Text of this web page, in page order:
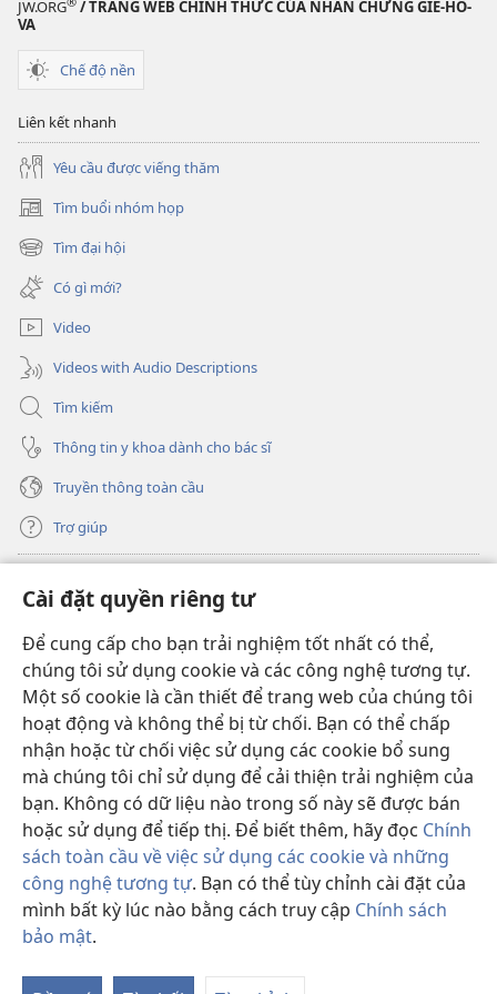
Cài đặt quyền riêng tư
Để cung cấp cho bạn trải nghiệm tốt nhất có thể,
chúng tôi sử dụng cookie và các công nghệ tương tự.
Một số cookie là cần thiết để trang web của chúng tôi
hoạt động và không thể bị từ chối. Bạn có thể chấp
nhận hoặc từ chối việc sử dụng các cookie bổ sung
mà chúng tôi chỉ sử dụng để cải thiện trải nghiệm của
bạn. Không có dữ liệu nào trong số này sẽ được bán
hoặc sử dụng để tiếp thị. Để biết thêm, hãy đọc Chính
sách toàn cầu về việc sử dụng các cookie và những
công nghệ tương tự. Bạn có thể tùy chỉnh cài đặt của
mình bất kỳ lúc nào bằng cách truy cập Chính sách
bảo mật.
JW.ORG
/ TRANG WEB CHÍNH THỨC CỦA NHÂN CHỨNG GIÊ-HÔ-
VA
Chế độ nền
Liên kết nhanh
Yêu cầu được viếng thăm
Tìm buổi nhóm họp
(mở
cửa
sổ
mới)
Tìm đại hội
(mở
cửa
sổ
mới)
Có gì mới?
Video
Videos with Audio Descriptions
Tìm kiếm
Thông tin y khoa dành cho bác sĩ
Truyền thông toàn cầu
Trợ giúp
(mở
cửa
sổ
mới)
THƯ VIỆN TRỰC TUYẾN Tháp Canh
(mở
cửa
sổ
mới)
JW Hub ®
(mở
cửa
sổ
mới)
JW Library
Thư viện Tháp Canh
Copyright© 2026 Watch Tower Bible and Tract Society of Pennsylvania.
ĐIỀU KHOẢN SỬ DỤNG